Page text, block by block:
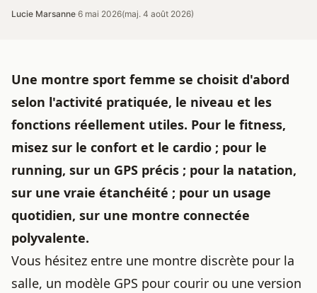
Lucie Marsanne·6 mai 2026(maj. 4 août 2026)
Une montre sport femme se choisit d'abord
selon l'activité pratiquée, le niveau et les
fonctions réellement utiles. Pour le fitness,
misez sur le confort et le cardio ; pour le
running, sur un GPS précis ; pour la natation,
sur une vraie étanchéité ; pour un usage
quotidien, sur une montre connectée
polyvalente.
Vous hésitez entre une montre discrète pour la
salle, un modèle GPS pour courir ou une version